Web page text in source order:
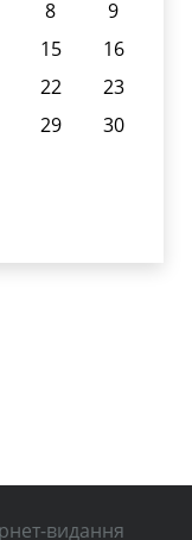
8
9
15
16
22
23
29
30
видання